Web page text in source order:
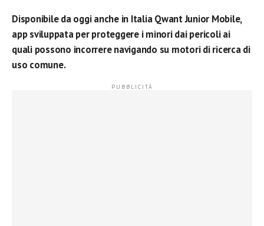
Disponibile da oggi anche in Italia Qwant Junior Mobile,
app sviluppata per proteggere i minori dai pericoli ai
quali possono incorrere navigando su motori di ricerca di
uso comune.